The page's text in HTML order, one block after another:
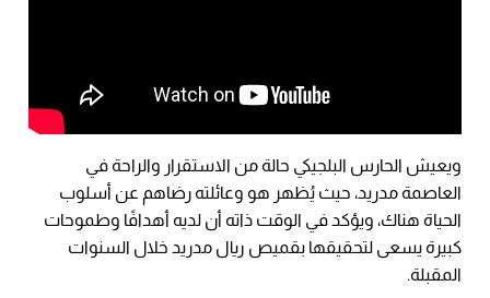
ويعيش الحارس البلجيكي حالة من الاستقرار والراحة في
العاصمة مدريد، حيث يُظهر هو وعائلته رضاهم عن أسلوب
الحياة هناك، ويؤكد في الوقت ذاته أن لديه أهدافًا وطموحات
كبيرة يسعى لتحقيقها بقميص ريال مدريد خلال السنوات
المقبلة.